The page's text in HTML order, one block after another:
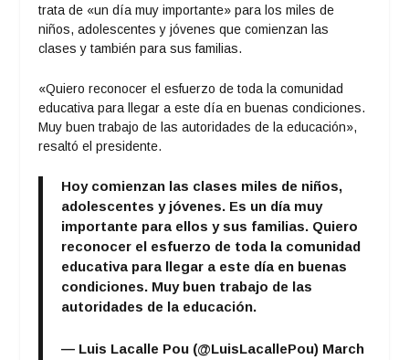
trata de «un día muy importante» para los miles de
niños, adolescentes y jóvenes que comienzan las
clases y también para sus familias.
«Quiero reconocer el esfuerzo de toda la comunidad
educativa para llegar a este día en buenas condiciones.
Muy buen trabajo de las autoridades de la educación»,
resaltó el presidente.
Hoy comienzan las clases miles de niños,
adolescentes y jóvenes. Es un día muy
importante para ellos y sus familias. Quiero
reconocer el esfuerzo de toda la comunidad
educativa para llegar a este día en buenas
condiciones. Muy buen trabajo de las
autoridades de la educación.
— Luis Lacalle Pou (@LuisLacallePou) March